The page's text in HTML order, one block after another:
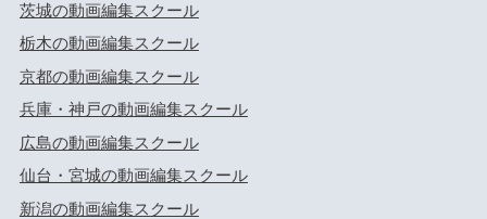
茨城の動画編集スクール
栃木の動画編集スクール
京都の動画編集スクール
兵庫・神戸の動画編集スクール
広島の動画編集スクール
仙台・宮城の動画編集スクール
新潟の動画編集スクール